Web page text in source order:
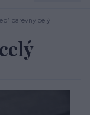
barevný celý